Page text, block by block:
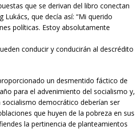
que se derivan del libro conectan
que decía así: “Mi querido
políticas. Estoy absolutamente
conducir y conducirán al descrédito
un desmentido fáctico de
para el advenimiento del socialismo y,
democrático deberían ser
que huyen de la pobreza en sus
la pertinencia de planteamientos